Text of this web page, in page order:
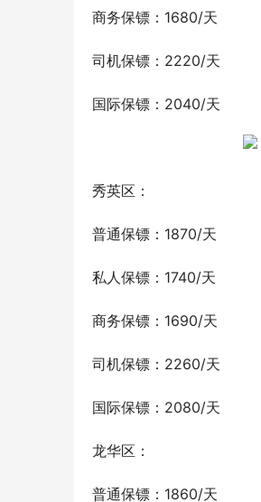
商务保镖：1680/天
司机保镖：2220/天
国际保镖：2040/天
秀英区：
普通保镖：1870/天
私人保镖：1740/天
商务保镖：1690/天
司机保镖：2260/天
国际保镖：2080/天
龙华区：
普通保镖：1860/天